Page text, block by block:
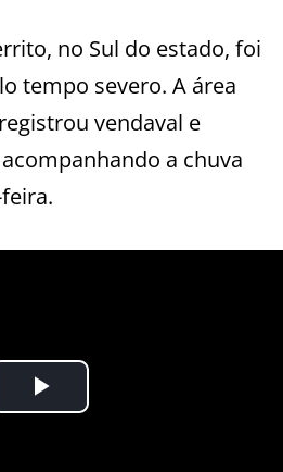
no Sul do estado, foi
tempo severo. A área
vendaval e
a chuva